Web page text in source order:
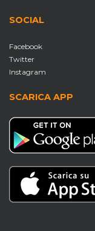
SOCIAL
Facebook
Twitter
Instagram
SCARICA APP